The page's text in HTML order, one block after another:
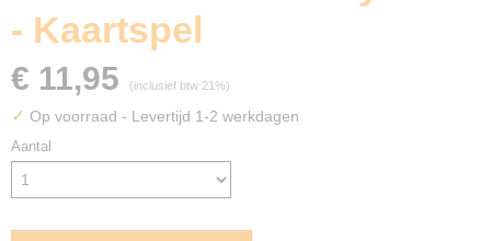
- Kaartspel
€ 11,95 (inclusief btw 21%)
✓ Op voorraad - Levertijd 1-2 werkdagen
Aantal